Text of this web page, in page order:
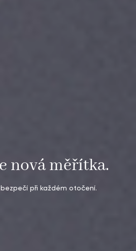
nová měřítka.
při každém otočení.